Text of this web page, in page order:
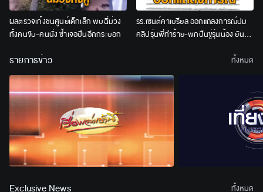
ผลตรวจเก๋งชนศูนย์เด็กเล็ก พบฉี่ม่วง
ทั้งคนขับ-คนนั่ง ซ้ำเจอปืนอีกกระบอก
รร.เซนต์คาเบรียล ออกแถลงการณ์ปม
คลิปรุ่นพี่ทำร้าย-พกปืนขู่รุ่นน้อง ยัน
รายการข่าว ทั้งหมด
Exclusive News ทั้งหมด